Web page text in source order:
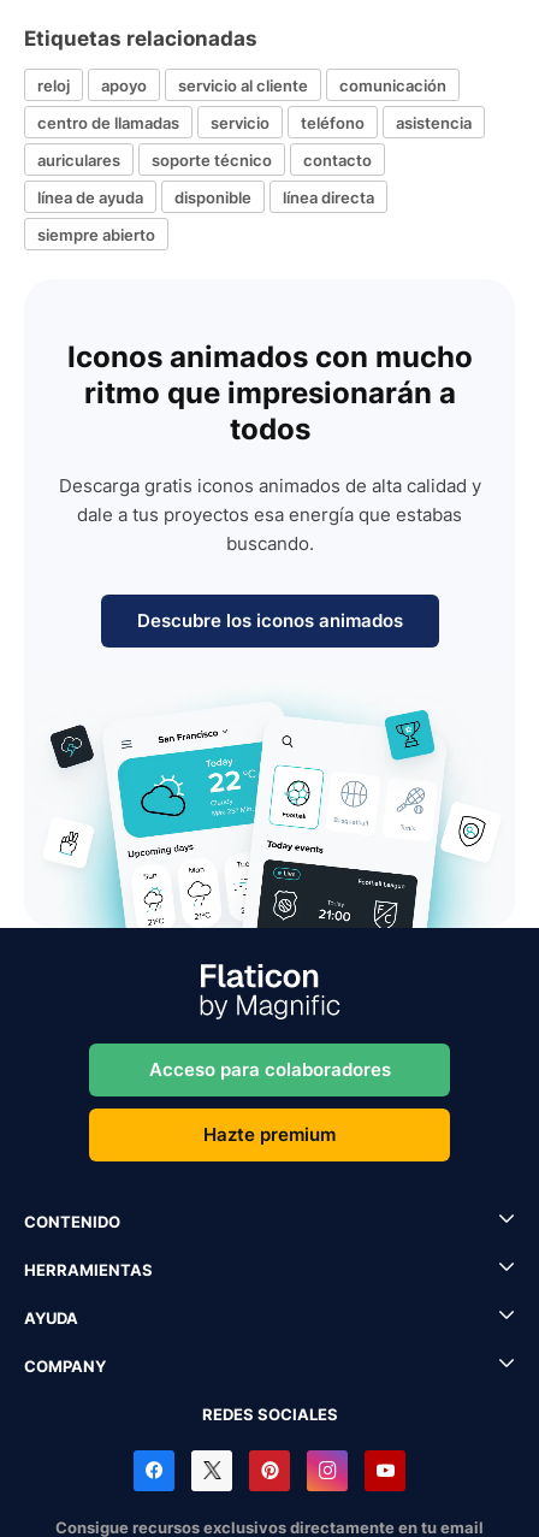
Etiquetas relacionadas
reloj apoyo servicio al cliente
comunicación
centro de llamadas
servicio teléfono
asistencia
auriculares
soporte técnico
contacto
línea de ayuda
disponible
línea directa
siempre abierto
Iconos animados con mucho
ritmo que impresionarán a
todos
Descarga gratis iconos animados de alta calidad y
dale a tus proyectos esa energía que estabas
buscando.
Descubre los iconos animados
Acceso para colaboradores
Hazte premium
CONTENIDO
HERRAMIENTAS
AYUDA
COMPANY
REDES SOCIALES
Consigue recursos exclusivos directamente en tu email